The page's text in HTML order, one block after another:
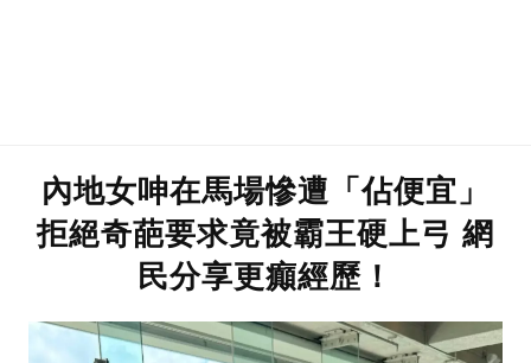
內地女呻在馬場慘遭「佔便宜」
拒絕奇葩要求竟被霸王硬上弓 網
民分享更癲經歷！